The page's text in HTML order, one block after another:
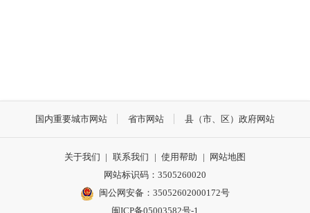
国内重要城市网站 省市网站 县（市、区）政府网站
关于我们 | 联系我们 | 使用帮助 |
网站地图
网站标识码：3505260020
闽公网安备：35052602000172号
闽ICP备05003582号-1